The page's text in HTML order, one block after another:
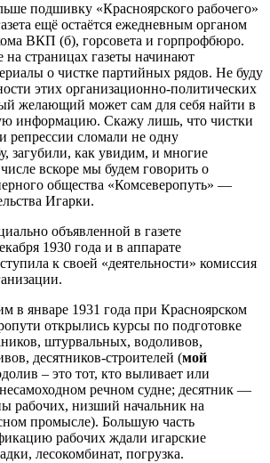
подшивку «Красноярского рабочего»
ещё остаётся ежедневным органом
ВКП (б), горсовета и горпрофбюро.
страницах газеты начинают
о чистке партийных рядов. Не буду
этих организационно-политических
желающий может сам для себя найти в
информацию. Скажу лишь, что чистки
репрессии сломали не одну
загубили, как увидим, и многие
вскоре мы будем говорить о
общества «Комсеверопуть» —
Игарки.
объявленной в газете
1930 года и в аппарате
к своей «деятельности» комиссия
в январе 1931 года при Красноярском
открылись курсы по подготовке
штурвальных, водоливов,
десятников-строителей (мой
– это тот, кто выливает или
речном судне; десятник —
рабочих, низший начальник на
промысле). Большую часть
рабочих ждали игарские
лесокомбинат, погрузка.